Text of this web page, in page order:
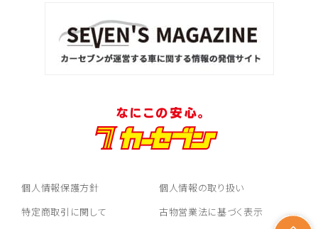
個人情報保護方針
個人情報の取り扱い
特定商取引に関して
古物営業法に基づく表示